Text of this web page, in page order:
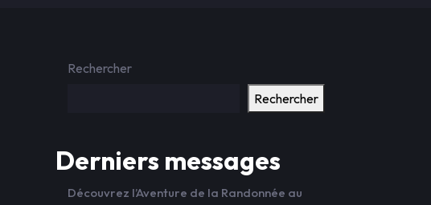
Rechercher
Rechercher
Derniers messages
Découvrez l’Aventure de la Randonnée au